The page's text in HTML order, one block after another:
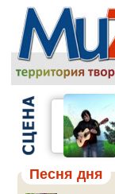
Песня дня